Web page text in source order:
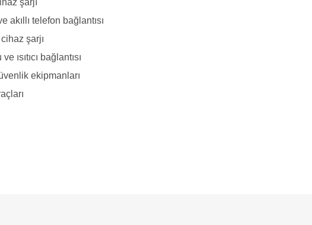
akıllı telefon bağlantısı
şarjı
ısıtıcı bağlantısı
ekipmanları